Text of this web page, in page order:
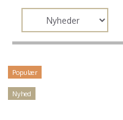
Populær
Nyhed